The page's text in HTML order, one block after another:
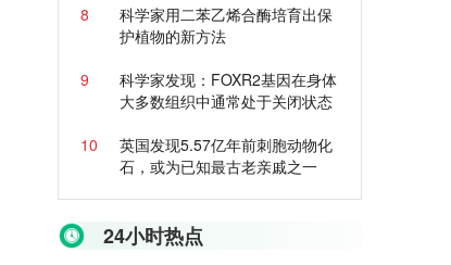
8
科学家用二苯乙烯合酶培育出保
护植物的新方法
9
科学家发现：FOXR2基因在身体
大多数组织中通常处于关闭状态
10
英国发现5.57亿年前刺胞动物化
石，或为已知最古老亲戚之一
24小时热点